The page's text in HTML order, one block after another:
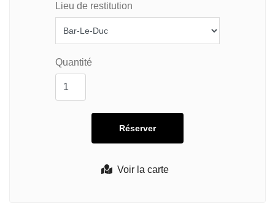
Voir la carte
Lieu de restitution
Quantité